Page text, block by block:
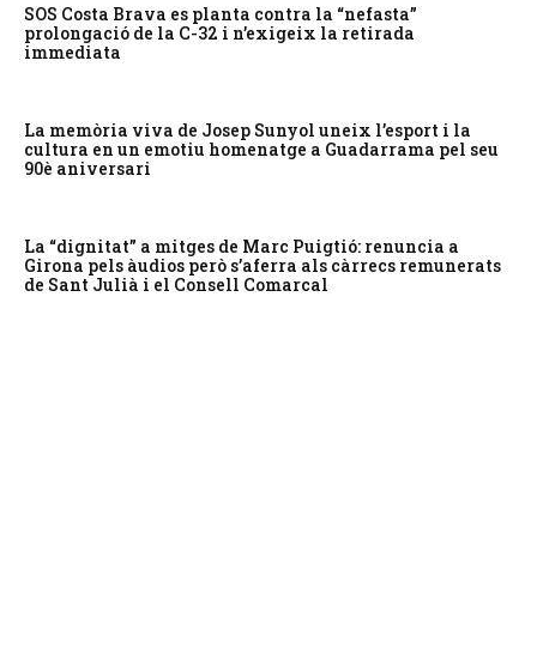
SOS Costa Brava es planta contra la “nefasta”
prolongació de la C-32 i n’exigeix la retirada
immediata
La memòria viva de Josep Sunyol uneix l’esport i la
cultura en un emotiu homenatge a Guadarrama pel seu
90è aniversari
La “dignitat” a mitges de Marc Puigtió: renuncia a
Girona pels àudios però s’aferra als càrrecs remunerats
de Sant Julià i el Consell Comarcal